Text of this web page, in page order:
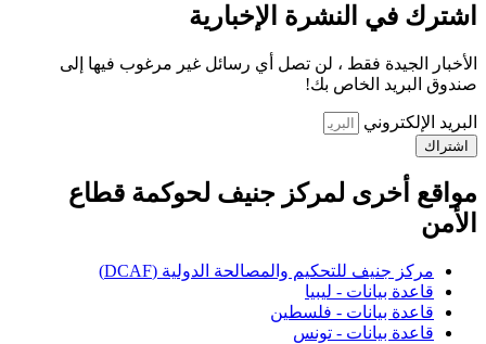
اشترك في النشرة الإخبارية
الأخبار الجيدة فقط ، لن تصل أي رسائل غير مرغوب فيها إلى
صندوق البريد الخاص بك!
البريد الإلكتروني
اشتراك
مواقع أخرى لمركز جنيف لحوكمة قطاع
الأمن
مركز جنيف للتحكيم والمصالحة الدولية (DCAF)
قاعدة بيانات - ليبيا
قاعدة بيانات - فلسطين
قاعدة بيانات - تونس